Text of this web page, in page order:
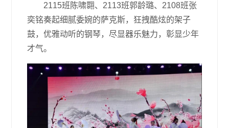
2115班陈啸翾、2113班郭龄璐、2108班张
奕铭奏起细腻委婉的萨克斯，狂拽酷炫的架子
鼓，优雅动听的钢琴，尽显器乐魅力，彰显少年
才气。